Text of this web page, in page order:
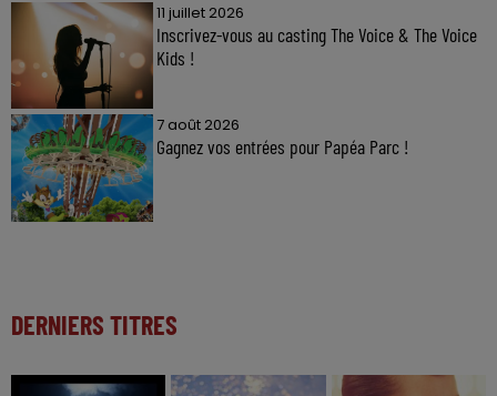
11 juillet 2026
Inscrivez-vous au casting The Voice & The Voice
Kids !
7 août 2026
Gagnez vos entrées pour Papéa Parc !
DERNIERS TITRES